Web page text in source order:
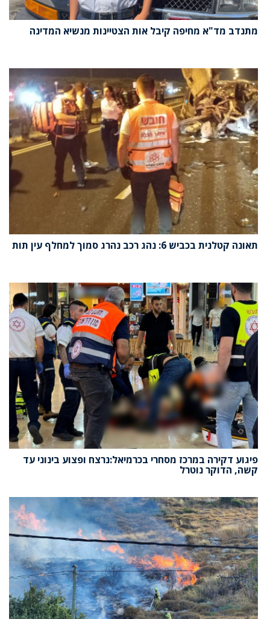
מתנדב מד"א מחיפה קיבל אות הצטיינות מנשיא המדינה
תאונה קטלנית בכביש 6: נהג רכב נהרג סמוך למחלף עין תות
פיגוע דקירה במרכז מסחרי בכרמיאל:נרצח ופצוע בינוני עד
קשה, הדוקר נוטרל